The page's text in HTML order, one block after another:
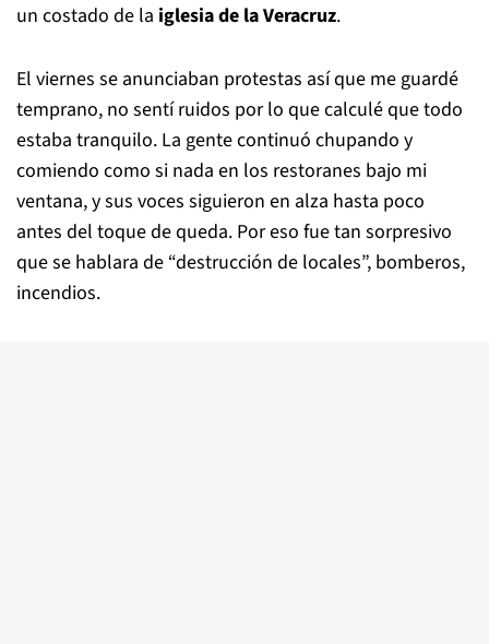
un costado de la iglesia de la Veracruz.
El viernes se anunciaban protestas así que me guardé
temprano, no sentí ruidos por lo que calculé que todo
estaba tranquilo. La gente continuó chupando y
comiendo como si nada en los restoranes bajo mi
ventana, y sus voces siguieron en alza hasta poco
antes del toque de queda. Por eso fue tan sorpresivo
que se hablara de “destrucción de locales”, bomberos,
incendios.